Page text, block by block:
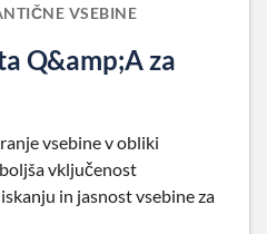
VSEBINE
Q&amp;A za
vsebine v obliki
vključenost
in jasnost vsebine za